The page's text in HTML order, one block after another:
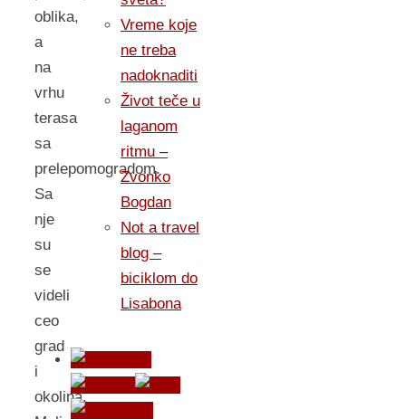
oblika,
a
na
vrhu
terasa
sa
prelepomogradom.
Sa
nje
su
se
videli
ceo
grad
i
okolina.
Vreme koje
ne treba
nadoknaditi
Život teče u
laganom
ritmu –
Zvonko
Bogdan
Not a travel
blog –
biciklom do
Lisabona